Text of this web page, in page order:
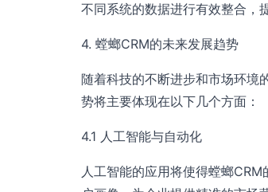
不同系统的数据进行有效整合，
4. 螳螂CRM的未来发展趋势
随着科技的不断进步和市场环境
势将主要体现在以下几个方面：
4.1 人工智能与自动化
人工智能的应用将使得螳螂